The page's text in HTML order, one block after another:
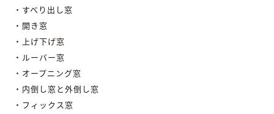
・すべり出し窓
・開き窓
・上げ下げ窓
・ルーバー窓
・オープニング窓
・内倒し窓と外倒し窓
・フィックス窓